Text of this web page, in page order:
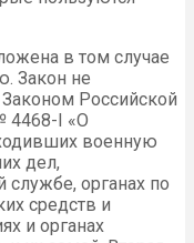
в том случае
Закон не
Российской
4468-I «О
военную
дел,
службе, органах по
средств и
и органах